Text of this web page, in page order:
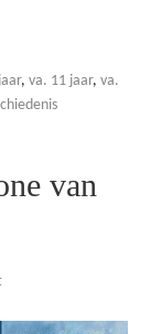
, va. 11 jaar, va.
van